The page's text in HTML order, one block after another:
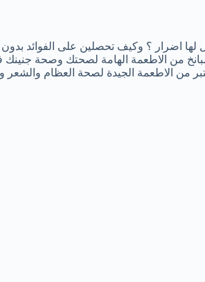
لها اضرار ؟ وكيف تحصلين على الفوائد
من الاطعمة الهامة لصحتك وصحة جنينك
من الاطعمة الجيدة لصحة العظام والشعر